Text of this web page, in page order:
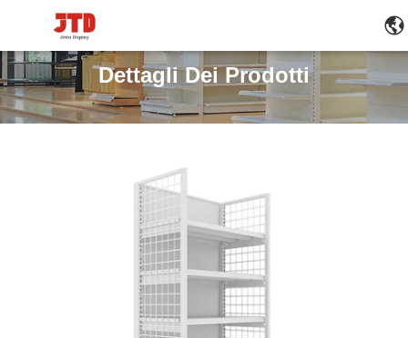
Dettagli Dei Prodotti